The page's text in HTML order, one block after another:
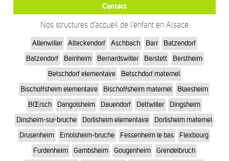
Contact
Nos structures d’accueil de l’enfant en Alsace
Allenwiller Alteckendorf Aschbach Barr
Batzendorf
Batzendorf
Beinheim Bernardswiller Berstett
Berstheim
Betschdorf elementaire
Betschdorf maternel
Bischoffsheim elementaire
Bischoffsheim maternel
Blaesheim
BŒrsch
Dangolsheim Dauendorf Dettwiller
Dingsheim
Dinsheim-sur-bruche
Dorlisheim elementaire
Dorlisheim maternel
Drusenheim
Ernolsheim-bruche Fessenheim le bas
Flexbourg
Furdenheim
Gambsheim Gougenheim
Grendelbruch